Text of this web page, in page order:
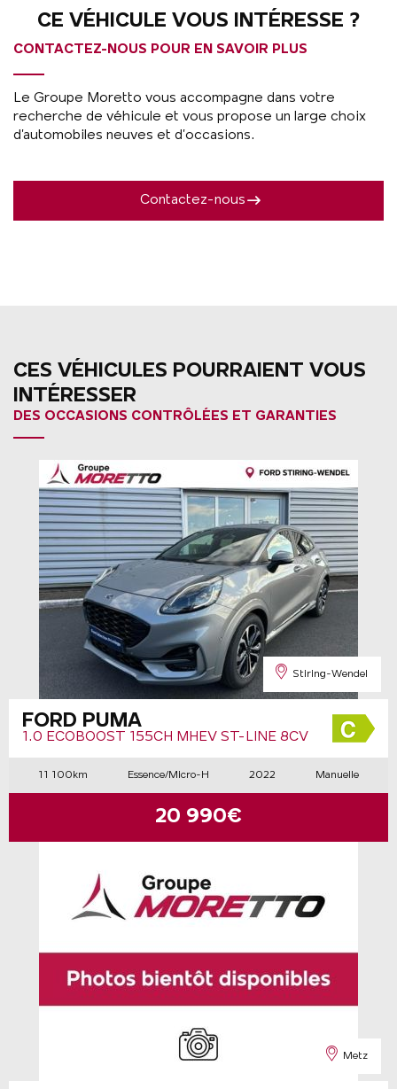
CE VÉHICULE VOUS INTÉRESSE ?
CONTACTEZ-NOUS POUR EN SAVOIR PLUS
Le Groupe Moretto vous accompagne dans votre
recherche de véhicule et vous propose un large choix
d’automobiles neuves et d’occasions.
Contactez-nous
CES VÉHICULES POURRAIENT VOUS
INTÉRESSER
DES OCCASIONS CONTRÔLÉES ET GARANTIES
Stiring-Wendel
FORD PUMA
1.0 ECOBOOST 155CH MHEV ST-LINE 8CV
11 100km Essence/Micro-H 2022 Manuelle
20 990€
Metz